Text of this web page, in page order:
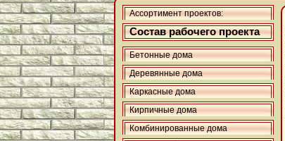
Ассортимент проектов:
Состав рабочего проекта
Бетонные дома
Деревянные дома
Каркасные дома
Кирпичные дома
Комбинированные дома